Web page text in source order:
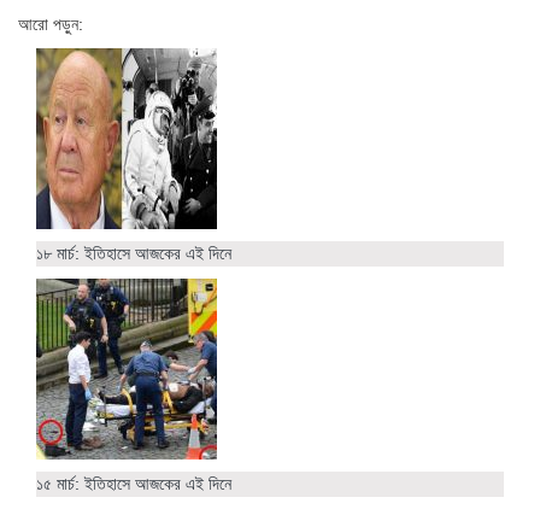
আরো পড়ুন:
১৮ মার্চ: ইতিহাসে আজকের এই দিনে
১৫ মার্চ: ইতিহাসে আজকের এই দিনে